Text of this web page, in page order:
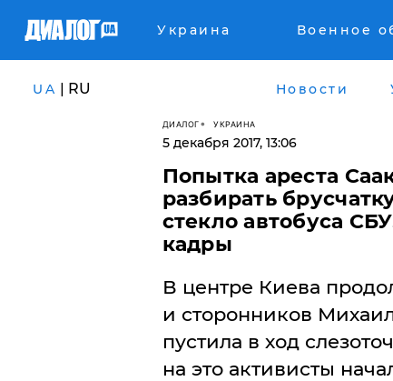
Украина Военное
UA | RU Новости
ДИАЛОГ УКРАИНА
5 декабря 2017, 13:06
Попытка ареста
разбирать
стекло автобуса
кадры
​В центре Киева
и сторонников
пустила в ход
на это активисты